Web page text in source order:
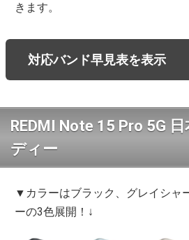
きます。
対応バンド早見表を表示
REDMI Note 15 Pro 5G
ディー
▼カラーはブラック、グレイシャ
ーの3色展開！↓